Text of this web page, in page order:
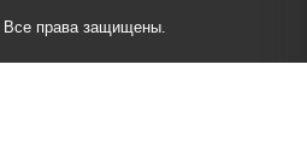
Все права защищены.